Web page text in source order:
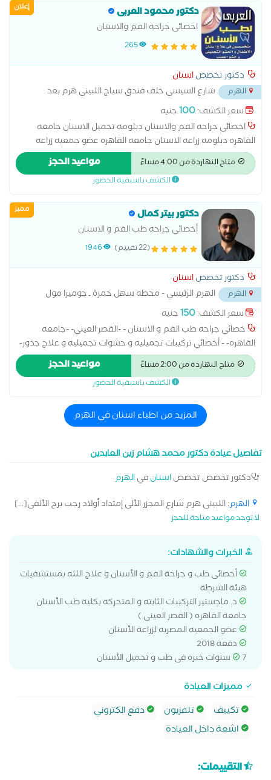
إعلان دكتور محمود العربى
اخصائى جراحه الفم والاسنان
265
دكتور تخصصاسنان
الهرم
شارع السيسى خلف فندق سياج اللبينى هرم بعد
مدرسه السيسى امام صيدليه احمد ابو الفتوح
سعر الكشف:100جنيه
اخصائى جراحه الفم والاسنان دبلومه تجميل الاسنان جامعه
القاهره دبلومه زراعه الاسنان جامعه القاهره عضو جمعيه زراعه
الاسنان نقابه القاهره دبلومه تقويم الاسنان وزماله تقويم الاسنان
اخضائى علاج الجذور وعلاج اسنان الاطفال
متاح النهاردة من 4:00 مساءً مواعيد الحجز
الكشف باسبقية الحضور
مميز دكتور بيتر كمال
أخصائي جراحه طب الفم و الاسنان
(22 تقييم) 1946
دكتور تخصصاسنان
الهرم
الهرم الرئيسي - محطه سهل حمزة ـ جوميرا مول
بجانب سوبر ماركت المدينة... سعر الكشف:150جنيه
خصائي جراحه طب الفم و الاسنان - -القصر العيني- -جامعه
القاهره- - أخصائي تركيبات تجميليه و حشوات تجميليه و علاج جذور-
-7 سنوات من الخبره- متخصص فى الزراعة و علاج الجزور حاصل على
دبلومة ADA فى زراعة الاسنان حاصل على دبلومة علاج الجزور منمتاح النهاردة من 2:00 مساءً مواعيد الحجز
الكشف باسبقية الحضور
المزيد من اطباء اسنان في الهرم
تفاصيل عيادة دكتور محمد هشام زين العابدين
دكتور تخصص تخصصاسنانفيالهرم
الهرم: اللبينى هرم شارع المجزر الألى إمتداد أولاد رجب برج الألفى[...]
لا توجد مواعيد متاحة للحجز
الخبرات والشهادات:
أخصائى طب و جراحة الفم و الأسنان و علاج اللثه بمستشفيات
هيئة الشرطة
د. ماچستير التركيبات الثابته و المتحركه بكلية طب الأسنان
جامعة القاهره ( القصر العينى )
عضو الجمعيه المصريه لزراعة الأسنان
دفعة 2018
7 سنوات خبره فى طب و تجميل الأسنان
مميزات العيادة
تكييف
تلفزيون
دفع الكتروني
اشعة داخل العيادة
التقييمات: